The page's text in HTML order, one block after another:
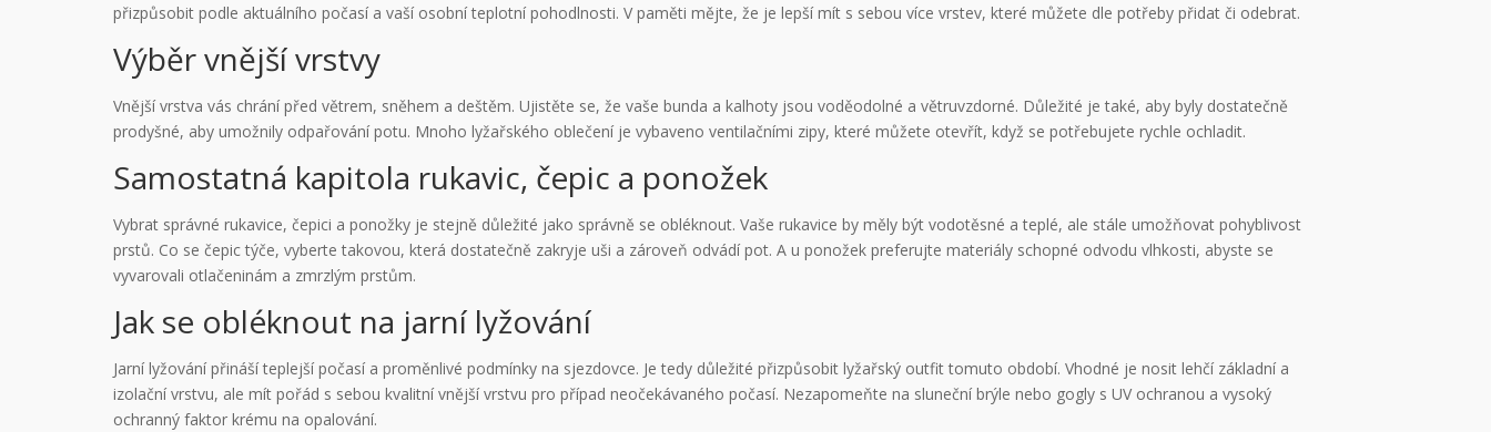
přizpůsobit podle aktuálního počasí a vaší osobní teplotní pohodlnosti. V paměti mějte, že je lepší mít s sebou více vrstev, které můžete dle potřeby přidat či odebrat.
Výběr vnější vrstvy
Vnější vrstva vás chrání před větrem, sněhem a deštěm. Ujistěte se, že vaše bunda a kalhoty jsou voděodolné a větruvzdorné. Důležité je také, aby byly dostatečně
prodyšné, aby umožnily odpařování potu. Mnoho lyžařského oblečení je vybaveno ventilačními zipy, které můžete otevřít, když se potřebujete rychle ochladit.
Samostatná kapitola rukavic, čepic a ponožek
Vybrat správné rukavice, čepici a ponožky je stejně důležité jako správně se obléknout. Vaše rukavice by měly být vodotěsné a teplé, ale stále umožňovat pohyblivost
prstů. Co se čepic týče, vyberte takovou, která dostatečně zakryje uši a zároveň odvádí pot. A u ponožek preferujte materiály schopné odvodu vlhkosti, abyste se
vyvarovali otlačeninám a zmrzlým prstům.
Jak se obléknout na jarní lyžování
Jarní lyžování přináší teplejší počasí a proměnlivé podmínky na sjezdovce. Je tedy důležité přizpůsobit lyžařský outfit tomuto období. Vhodné je nosit lehčí základní a
izolační vrstvu, ale mít pořád s sebou kvalitní vnější vrstvu pro případ neočekávaného počasí. Nezapomeňte na sluneční brýle nebo gogly s UV ochranou a vysoký
ochranný faktor krému na opalování.